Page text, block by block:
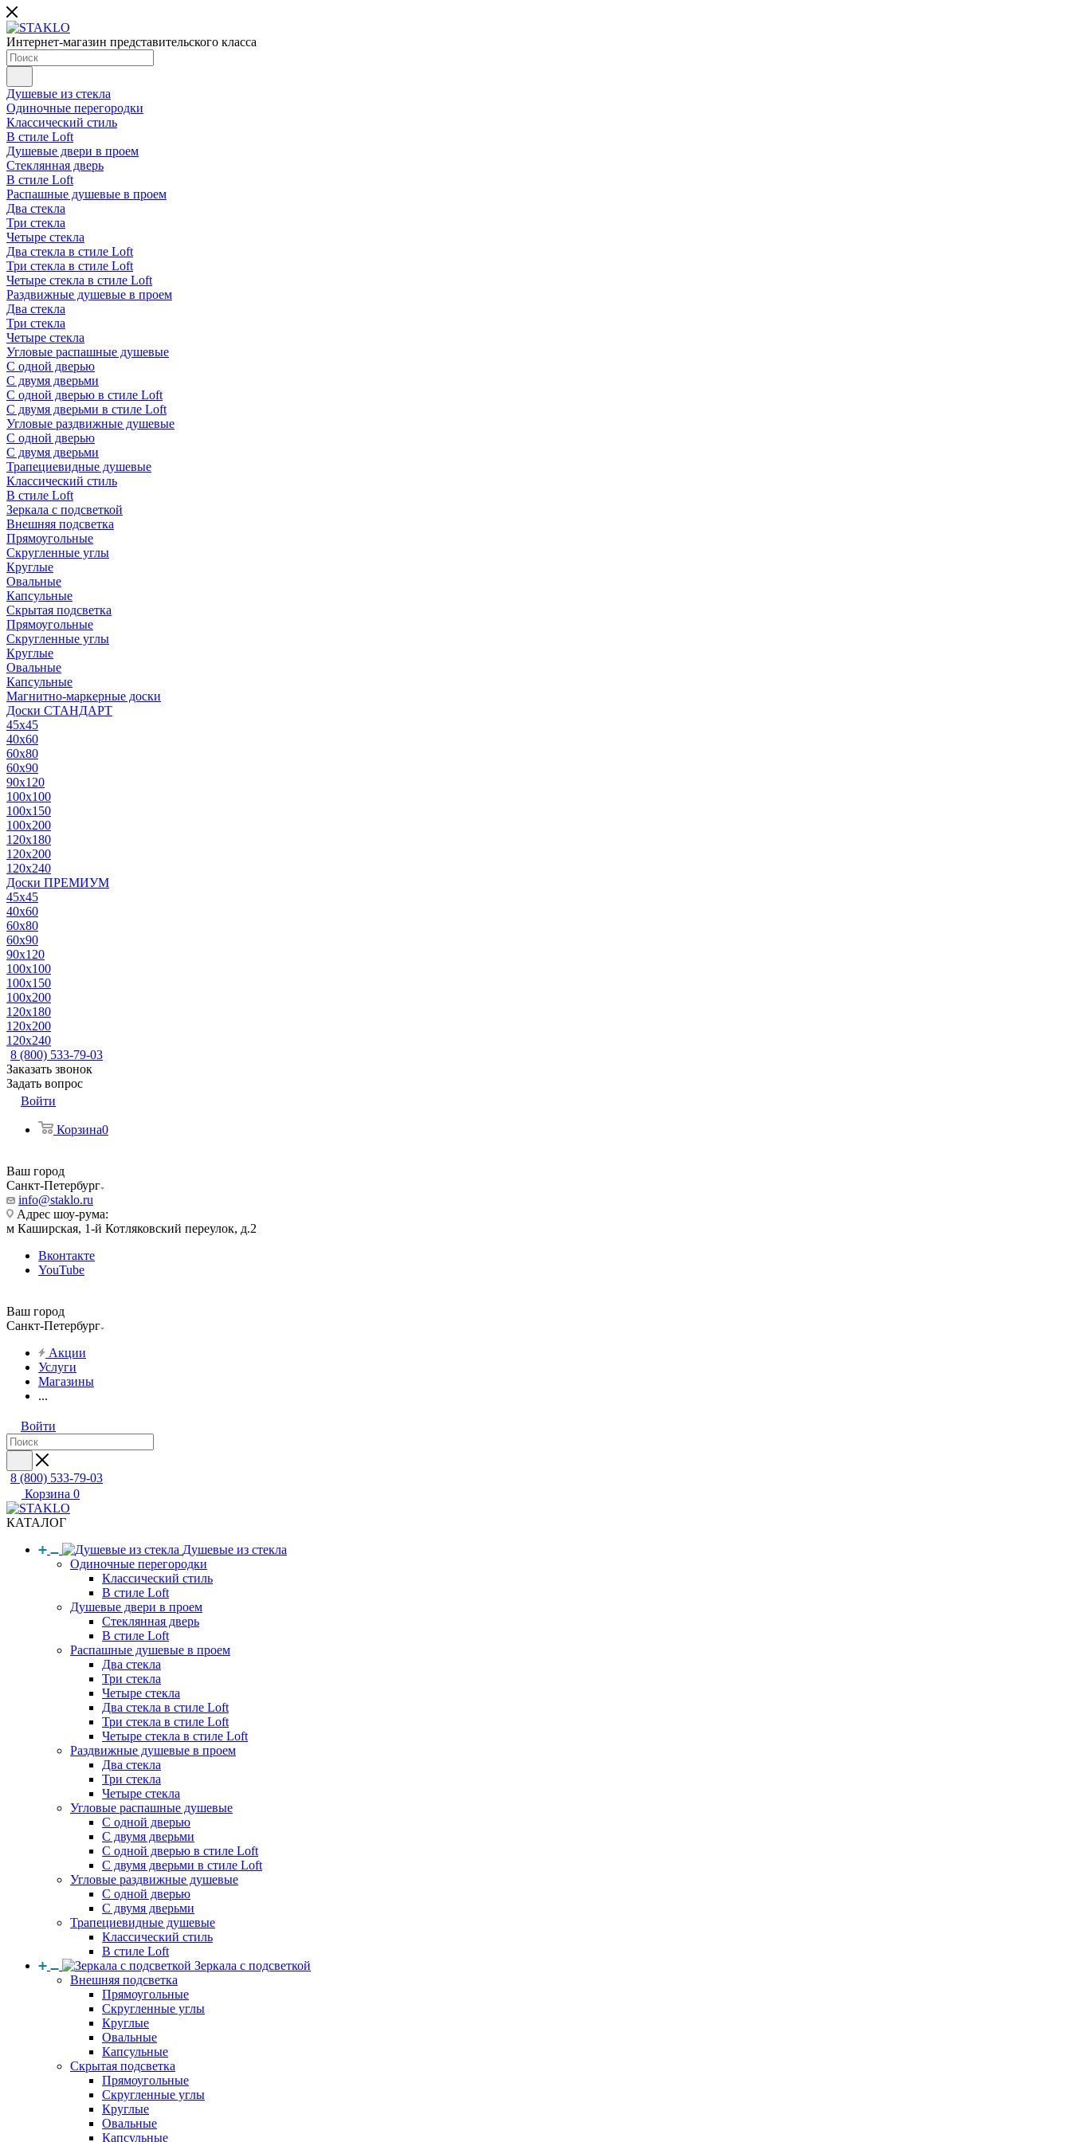
Интернет-магазин представительского класса
Душевые из стекла
Одиночные перегородки
Классический стиль
В стиле Loft
Душевые двери в проем
Стеклянная дверь
В стиле Loft
Распашные душевые в проем
Два стекла
Три стекла
Четыре стекла
Два стекла в стиле Loft
Три стекла в стиле Loft
Четыре стекла в стиле Loft
Раздвижные душевые в проем
Два стекла
Три стекла
Четыре стекла
Угловые распашные душевые
С одной дверью
С двумя дверьми
С одной дверью в стиле Loft
С двумя дверьми в стиле Loft
Угловые раздвижные душевые
С одной дверью
С двумя дверьми
Трапециевидные душевые
Классический стиль
В стиле Loft
Зеркала с подсветкой
Внешняя подсветка
Прямоугольные
Скругленные углы
Круглые
Овальные
Капсульные
Скрытая подсветка
Прямоугольные
Скругленные углы
Круглые
Овальные
Капсульные
Магнитно-маркерные доски
Доски СТАНДАРТ
45x45
40x60
60x80
60x90
90x120
100x100
100x150
100x200
120x180
120x200
120x240
Доски ПРЕМИУМ
45x45
40x60
60x80
60x90
90x120
100x100
100x150
100x200
120x180
120x200
120x240
8 (800) 533-79-03
Заказать звонок
Задать вопрос
Войти
Корзина0
Ваш город
Санкт-Петербург
info@staklo.ru
Адрес шоу-рума:
м Каширская, 1-й Котляковский переулок, д.2
Вконтакте
YouTube
Ваш город
Санкт-Петербург
Акции
Услуги
Магазины
...
Войти
8 (800) 533-79-03
Корзина 0
КАТАЛОГ
Душевые из стекла
Одиночные перегородки
Классический стиль
В стиле Loft
Душевые двери в проем
Стеклянная дверь
В стиле Loft
Распашные душевые в проем
Два стекла
Три стекла
Четыре стекла
Два стекла в стиле Loft
Три стекла в стиле Loft
Четыре стекла в стиле Loft
Раздвижные душевые в проем
Два стекла
Три стекла
Четыре стекла
Угловые распашные душевые
С одной дверью
С двумя дверьми
С одной дверью в стиле Loft
С двумя дверьми в стиле Loft
Угловые раздвижные душевые
С одной дверью
С двумя дверьми
Трапециевидные душевые
Классический стиль
В стиле Loft
Зеркала с подсветкой
Внешняя подсветка
Прямоугольные
Скругленные углы
Круглые
Овальные
Капсульные
Скрытая подсветка
Прямоугольные
Скругленные углы
Круглые
Овальные
Капсульные